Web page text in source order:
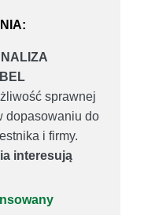
sprawnej
dopasowaniu do
i firmy.
interesują